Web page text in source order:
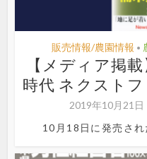
販売情報/農園情報 •
【メディア掲
時代 ネクストフ
2019年10月21日
10月18日に発売さ